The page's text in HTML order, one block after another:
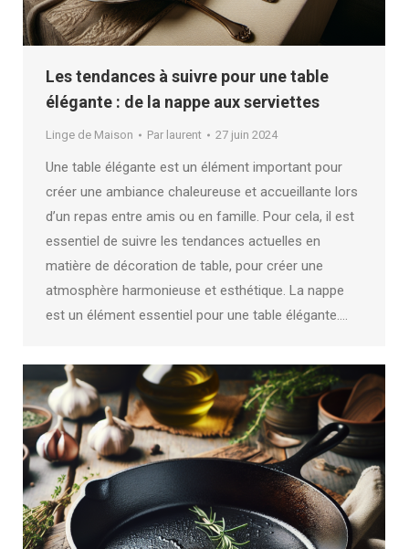
Les tendances à suivre pour une table
élégante : de la nappe aux serviettes
Linge de Maison Par laurent 27 juin 2024
Une table élégante est un élément important pour
créer une ambiance chaleureuse et accueillante lors
d’un repas entre amis ou en famille. Pour cela, il est
essentiel de suivre les tendances actuelles en
matière de décoration de table, pour créer une
atmosphère harmonieuse et esthétique. La nappe
est un élément essentiel pour une table élégante.…